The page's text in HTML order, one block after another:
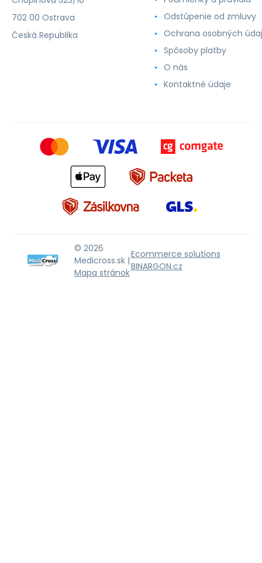
702 00 Ostrava
Česká Republika
Odstúpenie od zmluvy
Ochrana osobných
Spôsoby platby
O nás
Kontaktné údaje
© 2026
Medicross.sk |
Mapa stránok
Ecommerce solutions
BINARGON.cz